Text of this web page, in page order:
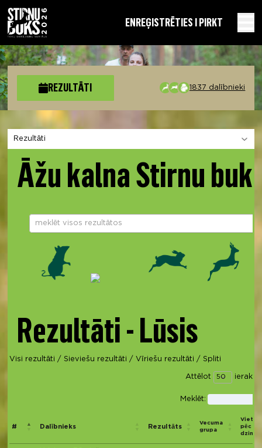
ENREĢISTRĒTIES I PIRKT
REZULTĀTI 1837 dalībnieki
Izvēlies sadaļu
Āžu kalna Stirnu
Rezultāti - Lūsis
Visi rezultāti / Sieviešu rezultāti / Vīriešu rezultāti / Spliti
Attēlot
Meklēt:
# Dalībnieks Rezultāts
Vecuma
grupa
Vieta
pēc